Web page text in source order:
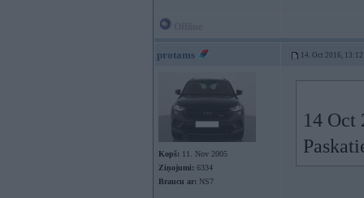
protams 14. Oct 2016, 13:12
Kopš: 11. Nov 2005
Ziņojumi: 6334
Braucu ar: NS7
14 Oct